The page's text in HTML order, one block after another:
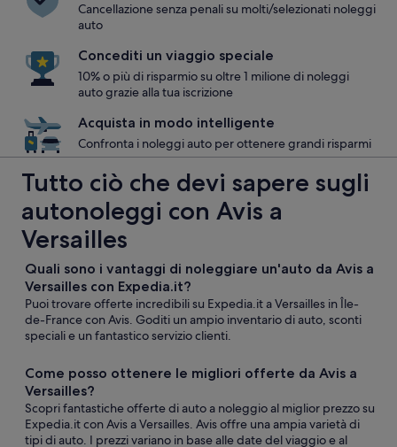
Cancellazione senza penali su molti/selezionati noleggi
auto
Concediti un viaggio speciale
10% o più di risparmio su oltre 1 milione di noleggi
auto grazie alla tua iscrizione
Acquista in modo intelligente
Confronta i noleggi auto per ottenere grandi risparmi
Tutto ciò che devi sapere sugli
autonoleggi con Avis a
Versailles
Quali sono i vantaggi di noleggiare un'auto da Avis a
Versailles con Expedia.it?
Puoi trovare offerte incredibili su Expedia.it a Versailles in Île-
de-France con Avis. Goditi un ampio inventario di auto, sconti
speciali e un fantastico servizio clienti.
Come posso ottenere le migliori offerte da Avis a
Versailles?
Scopri fantastiche offerte di auto a noleggio al miglior prezzo su
Expedia.it con Avis a Versailles. Avis offre una ampia varietà di
tipi di auto. I prezzi variano in base alle date del viaggio e al